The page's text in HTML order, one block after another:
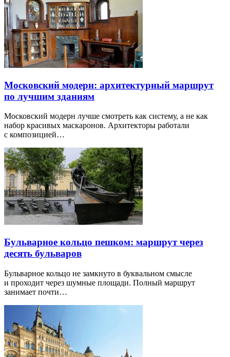
Московский модерн: архитектурный маршрут
по лучшим зданиям
Московский модерн лучше смотреть как систему, а не как
набор красивых маскаронов. Архитекторы работали
с композицией…
Бульварное кольцо пешком: маршрут через
десять бульваров
Бульварное кольцо не замкнуто в буквальном смысле
и проходит через шумные площади. Полный маршрут
занимает почти…